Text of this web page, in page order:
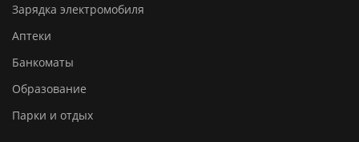
Зарядка электромобиля
Аптеки
Банкоматы
Образование
Парки и отдых